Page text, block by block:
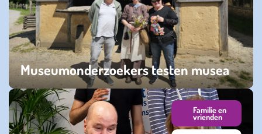
Museumonderzoekers testen musea
zondag 19 juli 2026
Familie en
vrienden